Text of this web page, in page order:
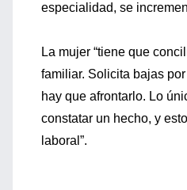
especialidad, se
La mujer “tiene que
familiar. Solicita bajas
hay que afrontarlo. Lo
constatar un hecho, y
laboral”.